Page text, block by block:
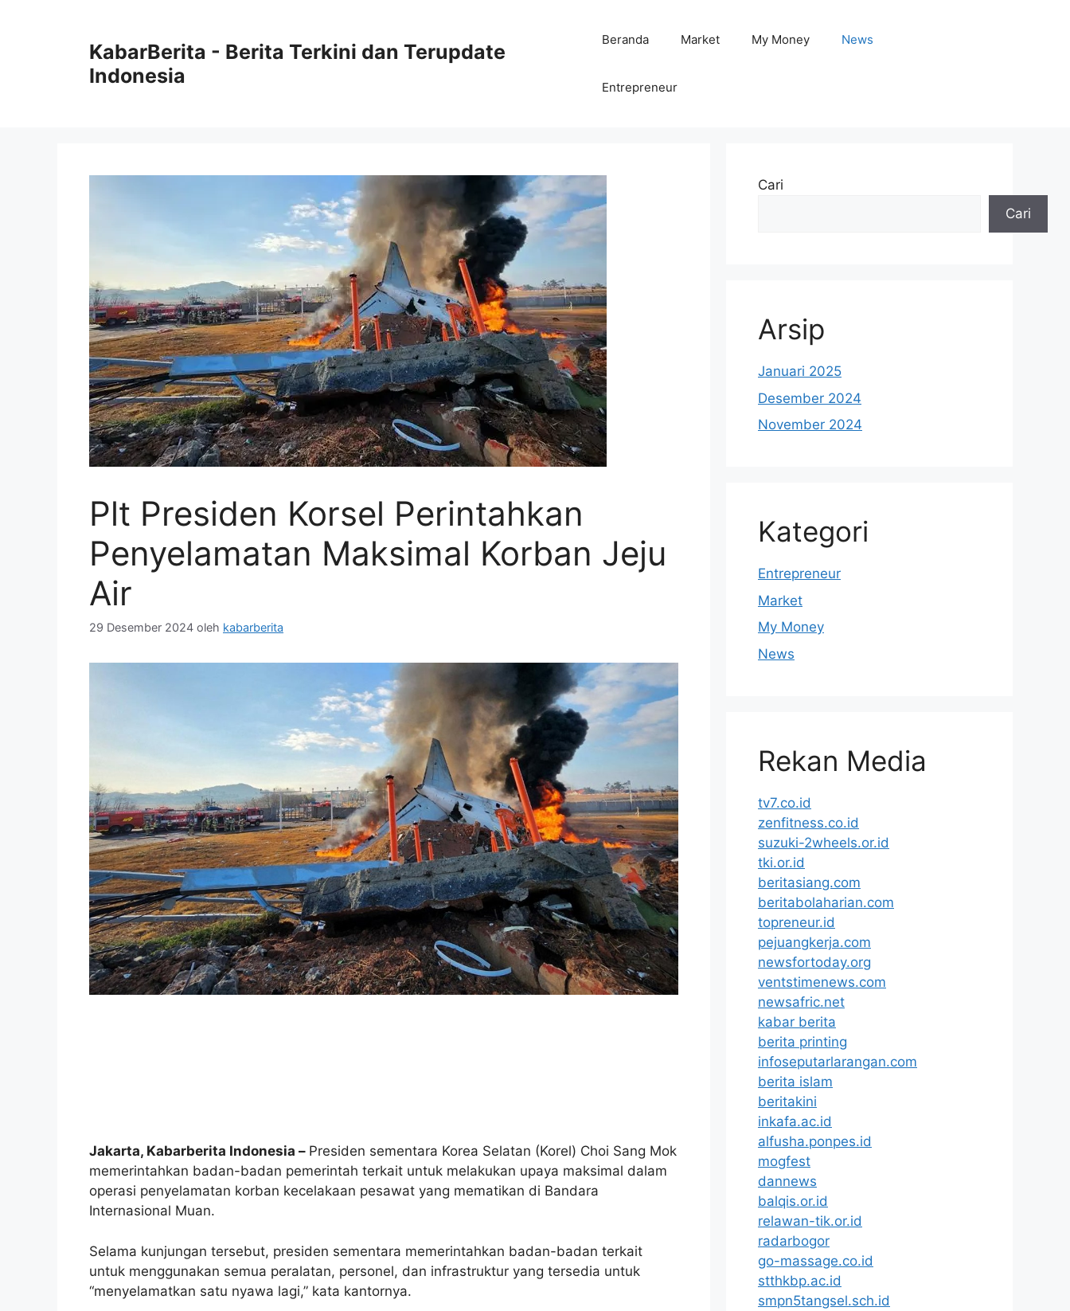
KabarBerita - Berita Terkini dan Terupdate
Indonesia
Beranda Market My Money News
Entrepreneur
Plt Presiden Korsel Perintahkan
Penyelamatan Maksimal Korban Jeju
Air
29 Desember 2024 oleh kabarberita
Jakarta, Kabarberita Indonesia – Presiden sementara Korea Selatan (Korel) Choi Sang Mok
memerintahkan badan-badan pemerintah terkait untuk melakukan upaya maksimal dalam
operasi penyelamatan korban kecelakaan pesawat yang mematikan di Bandara
Internasional Muan.
Selama kunjungan tersebut, presiden sementara memerintahkan badan-badan terkait
untuk menggunakan semua peralatan, personel, dan infrastruktur yang tersedia untuk
“menyelamatkan satu nyawa lagi,” kata kantornya.
Cari
Cari
Arsip
Januari 2025
Desember 2024
November 2024
Kategori
Entrepreneur
Market
My Money
News
Rekan Media
tv7.co.id
zenfitness.co.id
suzuki-2wheels.or.id
tki.or.id
beritasiang.com
beritabolaharian.com
topreneur.id
pejuangkerja.com
newsfortoday.org
ventstimenews.com
newsafric.net
kabar berita
berita printing
infoseputarlarangan.com
berita islam
beritakini
inkafa.ac.id
alfusha.ponpes.id
mogfest
dannews
balqis.or.id
relawan-tik.or.id
radarbogor
go-massage.co.id
stthkbp.ac.id
smpn5tangsel.sch.id